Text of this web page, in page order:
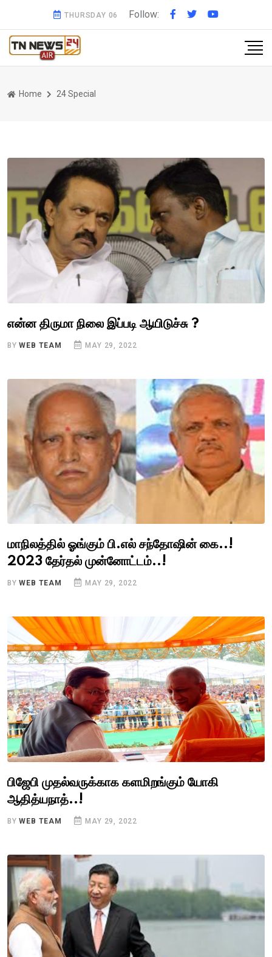
THURSDAY 06 Follow:
Home 24 Special
என்ன திருமா நிலை இப்படி ஆயிடுச்சு ?
BYWEB TEAM MAY 29, 2022
மாநிலத்தில் ஓங்கும் பி.எல் சந்தோஷின் கை..!
2023 தேர்தல் முன்னோட்டம்..!
BYWEB TEAM MAY 29, 2022
பிஜேபி முதல்வருக்காக களமிறங்கும் யோகி
ஆதித்யநாத்..!
BYWEB TEAM MAY 29, 2022